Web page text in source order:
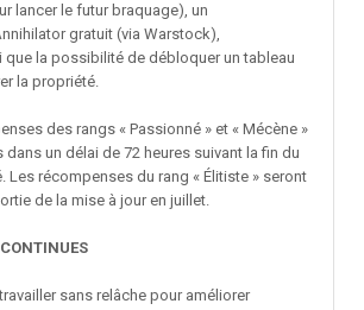
lancer le futur braquage), un
gratuit (via Warstock),
que la possibilité de débloquer un tableau
la propriété.
des rangs « Passionné » et « Mécène »
un délai de 72 heures suivant la fin du
Les récompenses du rang « Élitiste » seront
de la mise à jour en juillet.
sans relâche pour améliorer